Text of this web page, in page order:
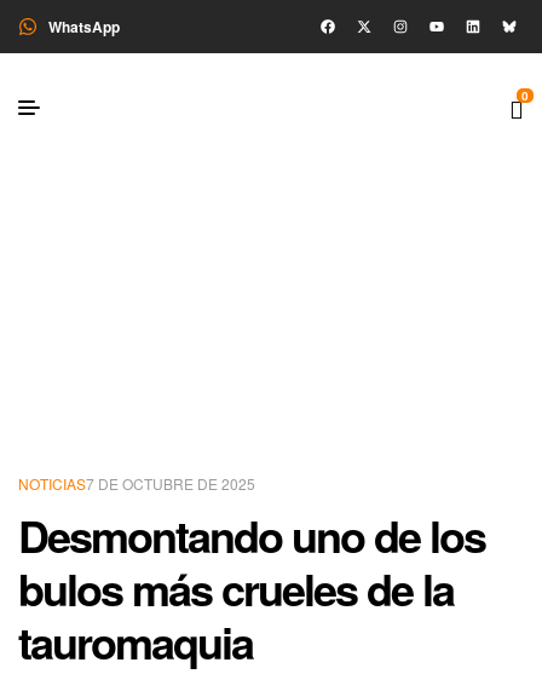
WhatsApp
0
NOTICIAS7 DE OCTUBRE DE 2025
Desmontando uno de los
bulos más crueles de la
tauromaquia